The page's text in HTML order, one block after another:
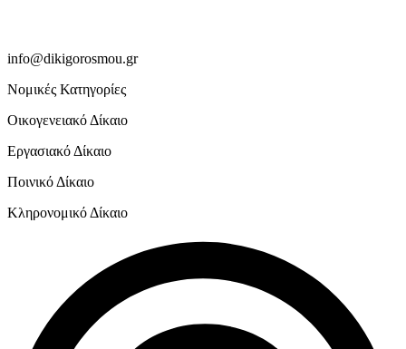
info@dikigorosmou.gr
Νομικές Κατηγορίες
Οικογενειακό Δίκαιο
Εργασιακό Δίκαιο
Ποινικό Δίκαιο
Κληρονομικό Δίκαιο